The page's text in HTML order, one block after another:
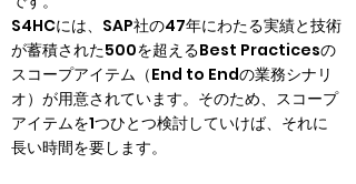
S4HCには、SAP社の47年にわたる実績と技術
が蓄積された500を超えるBest Practicesの
スコープアイテム（End to Endの業務シナリ
オ）が用意されています。そのため、スコープ
アイテムを1つひとつ検討していけば、それに
長い時間を要します。